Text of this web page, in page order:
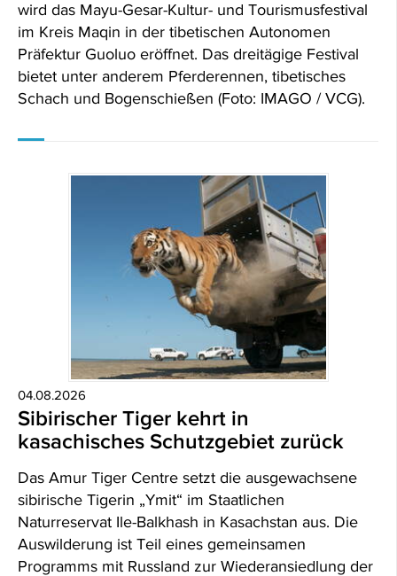
wird das Mayu-Gesar-Kultur- und Tourismusfestival
im Kreis Maqin in der tibetischen Autonomen
Präfektur Guoluo eröffnet. Das dreitägige Festival
bietet unter anderem Pferderennen, tibetisches
Schach und Bogenschießen (Foto: IMAGO / VCG).
04.08.2026
Sibirischer Tiger kehrt in
kasachisches Schutzgebiet zurück
Das Amur Tiger Centre setzt die ausgewachsene
sibirische Tigerin „Ymit“ im Staatlichen
Naturreservat Ile-Balkhash in Kasachstan aus. Die
Auswilderung ist Teil eines gemeinsamen
Programms mit Russland zur Wiederansiedlung der